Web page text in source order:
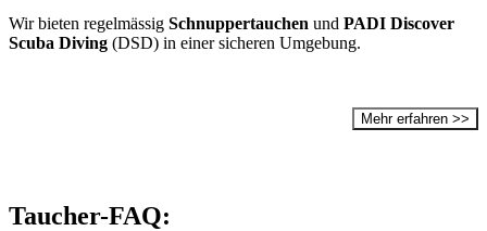
Wir bieten regelmässig Schnuppertauchen und PADI Discover
Scuba Diving (DSD) in einer sicheren Umgebung.
Mehr erfahren >>
Taucher-FAQ: